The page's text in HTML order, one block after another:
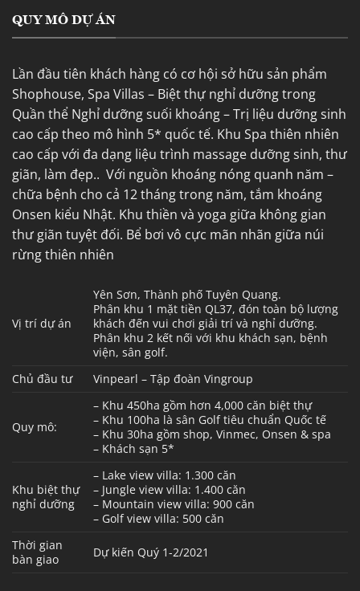
QUY MÔ DỰ ÁN
Lần đầu tiên khách hàng có cơ hội sở hữu sản phẩm
Shophouse, Spa Villas – Biệt thự nghỉ dưỡng trong
Quần thể Nghỉ dưỡng suối khoáng – Trị liệu dưỡng sinh
cao cấp theo mô hình 5* quốc tế. Khu Spa thiên nhiên
cao cấp với đa dạng liệu trình massage dưỡng sinh, thư
giãn, làm đẹp.. Với nguồn khoáng nóng quanh năm –
chữa bệnh cho cả 12 tháng trong năm, tắm khoáng
Onsen kiểu Nhật. Khu thiền và yoga giữa không gian
thư giãn tuyệt đối. Bể bơi vô cực mãn nhãn giữa núi
rừng thiên nhiên
Vị trí dự án
Yên Sơn, Thành phố Tuyên Quang.
Phân khu 1 mặt tiền QL37, đón toàn bộ lượng
khách đến vui chơi giải trí và nghỉ dưỡng.
Phân khu 2 kết nối với khu khách sạn, bệnh
viện, sân golf.
Chủ đầu tư
Vinpearl – Tập đoàn Vingroup
Quy mô:
– Khu 450ha gồm hơn 4,000 căn biệt thự
– Khu 100ha là sân Golf tiêu chuẩn Quốc tế
– Khu 30ha gồm shop, Vinmec, Onsen & spa
– Khách sạn 5*
Khu biệt thự
nghỉ dưỡng
– Lake view villa: 1.300 căn
– Jungle view villa: 1.400 căn
– Mountain view villa: 900 căn
– Golf view villa: 500 căn
Thời gian
bàn giao
Dự kiến Quý 1-2/2021